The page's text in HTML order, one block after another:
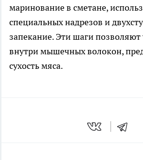
маринование в сметане,
специальных надрезов и
запекание. Эти шаги позволяют
внутри мышечных волокон,
сухость мяса.